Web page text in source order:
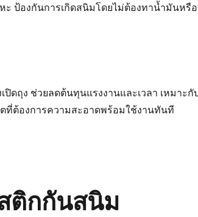
ะ ป้องกันการเกิดสนิมโดยไม่ต้องทาน้ำมันหรือ
ดถุง ช่วยลดต้นทุนแรงงานและเวลา เหมาะกั
ต้องการความสะอาดพร้อมใช้งานทันที
ติกกันสนิม